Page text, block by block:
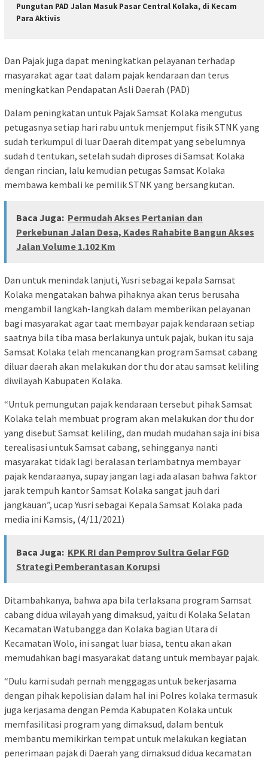
Pungutan PAD Jalan Masuk Pasar Central Kolaka, di Kecam
Para Aktivis
Dan Pajak juga dapat meningkatkan pelayanan terhadap
masyarakat agar taat dalam pajak kendaraan dan terus
meningkatkan Pendapatan Asli Daerah (PAD)
Dalam peningkatan untuk Pajak Samsat Kolaka mengutus
petugasnya setiap hari rabu untuk menjemput fisik STNK yang
sudah terkumpul di luar Daerah ditempat yang sebelumnya
sudah d tentukan, setelah sudah diproses di Samsat Kolaka
dengan rincian, lalu kemudian petugas Samsat Kolaka
membawa kembali ke pemilik STNK yang bersangkutan.
Baca Juga: Permudah Akses Pertanian dan
Perkebunan Jalan Desa, Kades Rahabite Bangun Akses
Jalan Volume 1.102 Km
Dan untuk menindak lanjuti, Yusri sebagai kepala Samsat
Kolaka mengatakan bahwa pihaknya akan terus berusaha
mengambil langkah-langkah dalam memberikan pelayanan
bagi masyarakat agar taat membayar pajak kendaraan setiap
saatnya bila tiba masa berlakunya untuk pajak, bukan itu saja
Samsat Kolaka telah mencanangkan program Samsat cabang
diluar daerah akan melakukan dor thu dor atau samsat keliling
diwilayah Kabupaten Kolaka.
“Untuk pemungutan pajak kendaraan tersebut pihak Samsat
Kolaka telah membuat program akan melakukan dor thu dor
yang disebut Samsat keliling, dan mudah mudahan saja ini bisa
terealisasi untuk Samsat cabang, sehingganya nanti
masyarakat tidak lagi beralasan terlambatnya membayar
pajak kendaraanya, supay jangan lagi ada alasan bahwa faktor
jarak tempuh kantor Samsat Kolaka sangat jauh dari
jangkauan”, ucap Yusri sebagai Kepala Samsat Kolaka pada
media ini Kamsis, (4/11/2021)
Baca Juga: KPK RI dan Pemprov Sultra Gelar FGD
Strategi Pemberantasan Korupsi
Ditambahkanya, bahwa apa bila terlaksana program Samsat
cabang didua wilayah yang dimaksud, yaitu di Kolaka Selatan
Kecamatan Watubangga dan Kolaka bagian Utara di
Kecamatan Wolo, ini sangat luar biasa, tentu akan akan
memudahkan bagi masyarakat datang untuk membayar pajak.
“Dulu kami sudah pernah menggagas untuk bekerjasama
dengan pihak kepolisian dalam hal ini Polres kolaka termasuk
juga kerjasama dengan Pemda Kabupaten Kolaka untuk
memfasilitasi program yang dimaksud, dalam bentuk
membantu memikirkan tempat untuk melakukan kegiatan
penerimaan pajak di Daerah yang dimaksud didua kecamatan